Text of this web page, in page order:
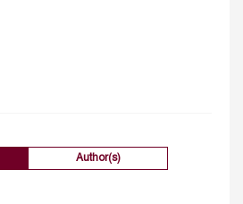
Author(s)